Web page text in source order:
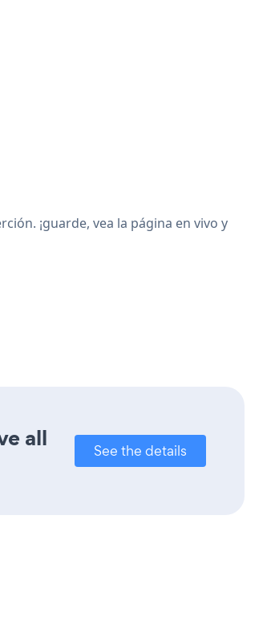
¡guarde, vea la página en vivo y
all
See the details